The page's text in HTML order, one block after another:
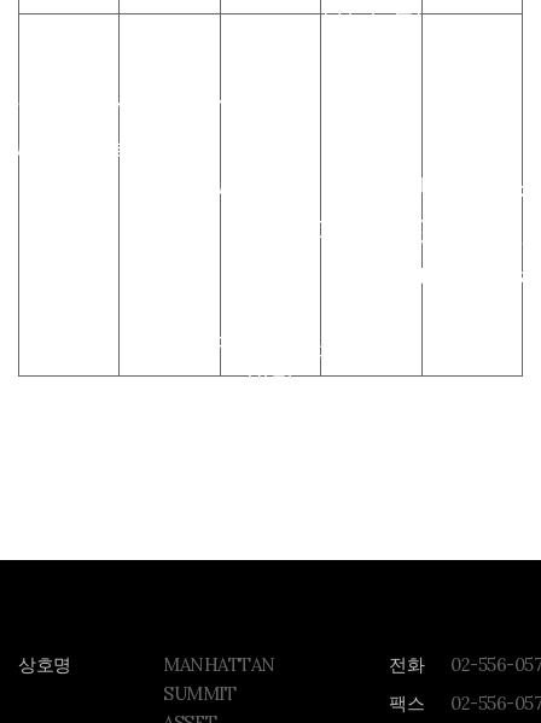
주요업무
사모집합투자업
대표이사
서울특별시
F층 맨하탄
빌딩
0570(대표)
메일주소
상호명
MANHATTAN
SUMMIT
전화
02-556-
팩스
02-556-